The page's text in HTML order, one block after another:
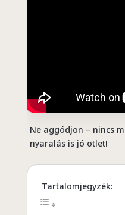
Ne aggódjon – nincs
nyaralás is jó ötlet!
Tartalomjegyzék: